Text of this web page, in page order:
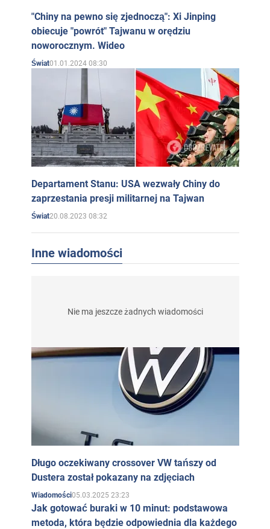
"Chiny na pewno się zjednoczą": Xi Jinping
obiecuje "powrót" Tajwanu w orędziu
noworocznym. Wideo
Świat01.01.2024 08:30
Departament Stanu: USA wezwały Chiny do
zaprzestania presji militarnej na Tajwan
Świat20.08.2023 08:32
Inne wiadomości
Nie ma jeszcze żadnych wiadomości
Długo oczekiwany crossover VW tańszy od
Dustera został pokazany na zdjęciach
Wiadomości05.03.2025 23:23
Jak gotować buraki w 10 minut: podstawowa
metoda, która będzie odpowiednia dla każdego